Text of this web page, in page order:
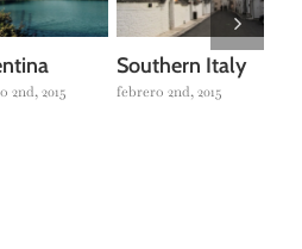
2nd, 2015
Southern Italy
febrero 2nd, 2015